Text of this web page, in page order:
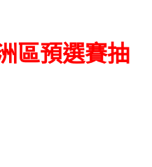
區預選賽抽